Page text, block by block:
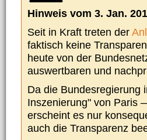
Hinweis vom 3. Jan.
Seit in Kraft treten der
faktisch keine
heute von der
auswertbaren und
Da die
Inszenierung" von Paris
erscheint es nur
auch die Transparenz